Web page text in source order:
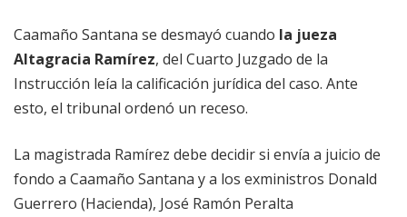
Caamaño Santana se desmayó cuando la jueza
Altagracia Ramírez, del Cuarto Juzgado de la
Instrucción leía la calificación jurídica del caso. Ante
esto, el tribunal ordenó un receso.
La magistrada Ramírez debe decidir si envía a juicio de
fondo a Caamaño Santana y a los exministros Donald
Guerrero (Hacienda), José Ramón Peralta